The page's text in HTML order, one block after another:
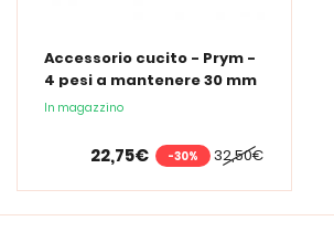
Accessorio cucito - Prym -
4 pesi a mantenere 30 mm
diametro
In magazzino
32,50€
22,75€ -30%